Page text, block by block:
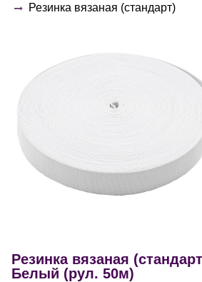
Резинка вязаная (стандарт)
Резинка вязаная
Белый (рул. 50м)